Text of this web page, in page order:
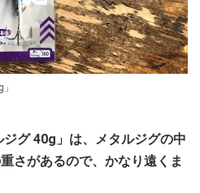
グ 40g」は、メタルジグの中
さがあるので、かなり遠くま